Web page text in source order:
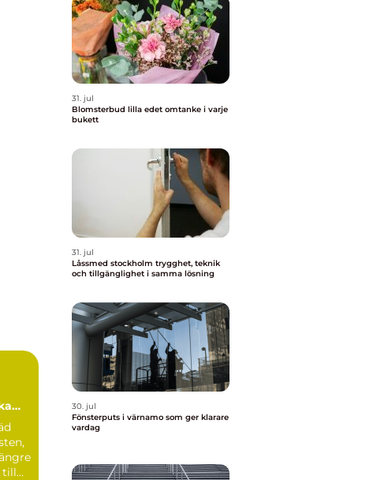
till
31. jul
Blomsterbud lilla edet omtanke i varje
bukett
31. jul
Låssmed stockholm trygghet, teknik
och tillgänglighet i samma lösning
30. jul
Fönsterputs i värnamo som ger klarare
vardag